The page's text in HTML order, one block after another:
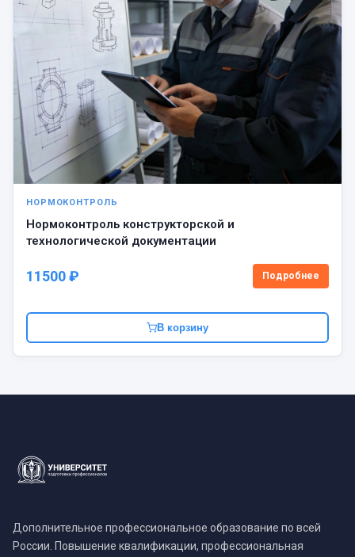
НОРМОКОНТРОЛЬ
Нормоконтроль конструкторской и
технологической документации
11500 ₽ Подробнее
В корзину
Дополнительное профессиональное образование по всей
России. Повышение квалификации, профессиональная